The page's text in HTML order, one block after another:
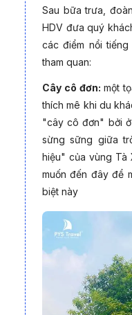
Sau bữa trưa,
HDV đưa quý
các điểm nổi
tham quan:
Cây cô đơn: một
thích mê khi du
"cây cô đơn" bởi
sừng sững giữa
hiệu" của vùng Tà
muốn đến đây để
biệt này